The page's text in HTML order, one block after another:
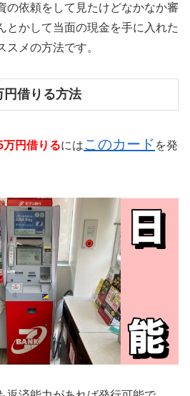
の依頼をして見たけどなかなか審
とかして当面の現金を手に入れた
スメの方法です。
円借りる方法
万円借りるにはこのカード を発